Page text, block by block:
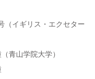
（イギリス・エクセター
青山学院大学）